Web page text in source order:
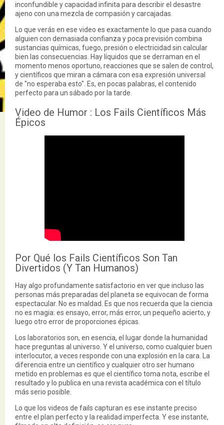
inconfundible y capacidad infinita para describir el desastre
ajeno con una mezcla de compasión y carcajadas.
Lo que verás en ese video es exactamente lo que pasa cuando
alguien con demasiada confianza y poca previsión combina
sustancias químicas, fuego, presión o electricidad sin calcular
bien las consecuencias. Hay líquidos que se derraman en el
momento menos oportuno, reacciones que se salen de control,
y científicos que miran a cámara con esa expresión universal
de "no esperaba esto". Es, en pocas palabras, el contenido
perfecto para un sábado por la tarde.
Video de Humor : Los Fails Científicos Más
Épicos
Por Qué los Fails Científicos Son Tan
Divertidos (Y Tan Humanos)
Hay algo profundamente satisfactorio en ver que incluso las
personas más preparadas del planeta se equivocan de forma
espectacular. No es maldad. Es que nos recuerda que la ciencia
no es magia: es ensayo, error, más error, un pequeño acierto, y
luego otro error de proporciones épicas.
Los laboratorios son, en esencia, el lugar donde la humanidad
hace preguntas al universo. Y el universo, como cualquier buen
interlocutor, a veces responde con una explosión en la cara. La
diferencia entre un científico y cualquier otro ser humano
metido en problemas es que el científico toma nota, escribe el
resultado y lo publica en una revista académica con el título
más serio posible.
Lo que los videos de fails capturan es ese instante preciso
entre el plan perfecto y la realidad imperfecta. Y ese instante,